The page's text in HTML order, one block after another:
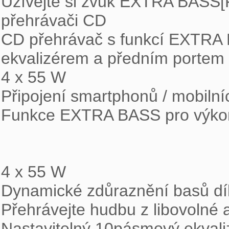
přehrávači CD
CD přehrávač s funkcí
ekvalizérem a předním portem
4 x 55 W
Připojení smartphonů /
Funkce EXTRA BASS pro
4 x 55 W
Dynamické zdůraznění basů
Přehrávejte hudbu z libovolné